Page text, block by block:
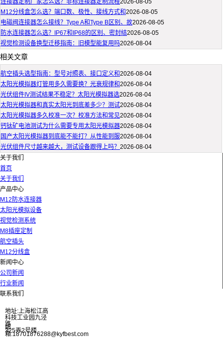
连接器定制厂家怎么选？非标连接器定制流程2026-08-05
M12分线盒怎么选？端口数、极性、接线方式和2026-08-05
电磁阀连接器怎么接线？Type A和Type B区别、故2026-08-05
防水连接器怎么选？IP67和IP68的区别、密封结2026-08-05
视觉检测设备换型迁移指南：旧模型能复用吗2026-08-04
相关文章
航空插头选型指南：型号对照表、接口定义和2026-08-04
太阳光模拟器灯管用多久需要换？光衰规律和2026-08-04
光伏组件IV测试结果不稳定？太阳光模拟器选2026-08-04
太阳光模拟器和真实太阳光到底差多少？测试2026-08-04
太阳光模拟器多久校准一次？校准方法和常见2026-08-04
钙钛矿电池测试为什么需要专用太阳光模拟器2026-08-04
国产太阳光模拟器到底能不能打？从性能到服2026-08-04
光伏组件尺寸越来越大，测试设备跟得上吗？ 2026-08-04
关于我们
首页
关于我们
产品中心
M12防水连接器
太阳光模拟设备
视觉检测系统
M8插座定制
航空插头
M12分线盒
新闻中心
公司新闻
行业新闻
联系我们
地址:上海松江高
科技工业园九泾
路
325弄2号楼
邮
箱:18701876288@kyfbest.com